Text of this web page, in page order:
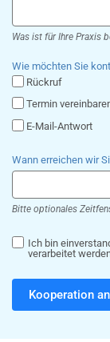
Was ist für Ihre Praxis
Wie möchten Sie
Rückruf
Termin
E-Mail-Antwort
Wann erreichen wir
Bitte optionales
Ich bin
verarbeitet
Kooperation